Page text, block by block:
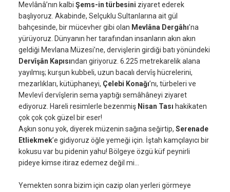
Mevlânâ’nın kalbi Şems-in türbesini ziyaret ederek
başlıyoruz. Akabinde, Selçuklu Sultanlarına ait gül
bahçesinde, bir mücevher gibi olan Mevlâna Dergâhı’na
yürüyoruz. Dünyanın her tarafından insanların akın akın
geldiği Mevlana Müzesi’ne, dervişlerin girdiği batı yönündeki
Dervîşân Kapısından giriyoruz. 6.225 metrekarelik alana
yayılmış; kurşun kubbeli, uzun bacalı dervîş hücrelerini,
mezarlıkları, kütüphaneyi, Çelebi Konağı’nı, türbeleri ve
Mevlevî dervîşlerin sema yaptığı semâhâneyi ziyaret
ediyoruz. Hareli resimlerle bezenmiş Nisan Tası hakikaten
çok çok çok güzel bir eser!
Aşkın sonu yok, diyerek müzenin sağına seğirtip, Serenade
Etliekmek’e gidiyoruz öğle yemeği için. İştah kamçılayıcı bir
kokusu var bu pidenin yahu! Bölgeye özgü küf peynirli
pideye kimse itiraz edemez değil mi…
Yemekten sonra bizim için cazip olan yerleri görmeye